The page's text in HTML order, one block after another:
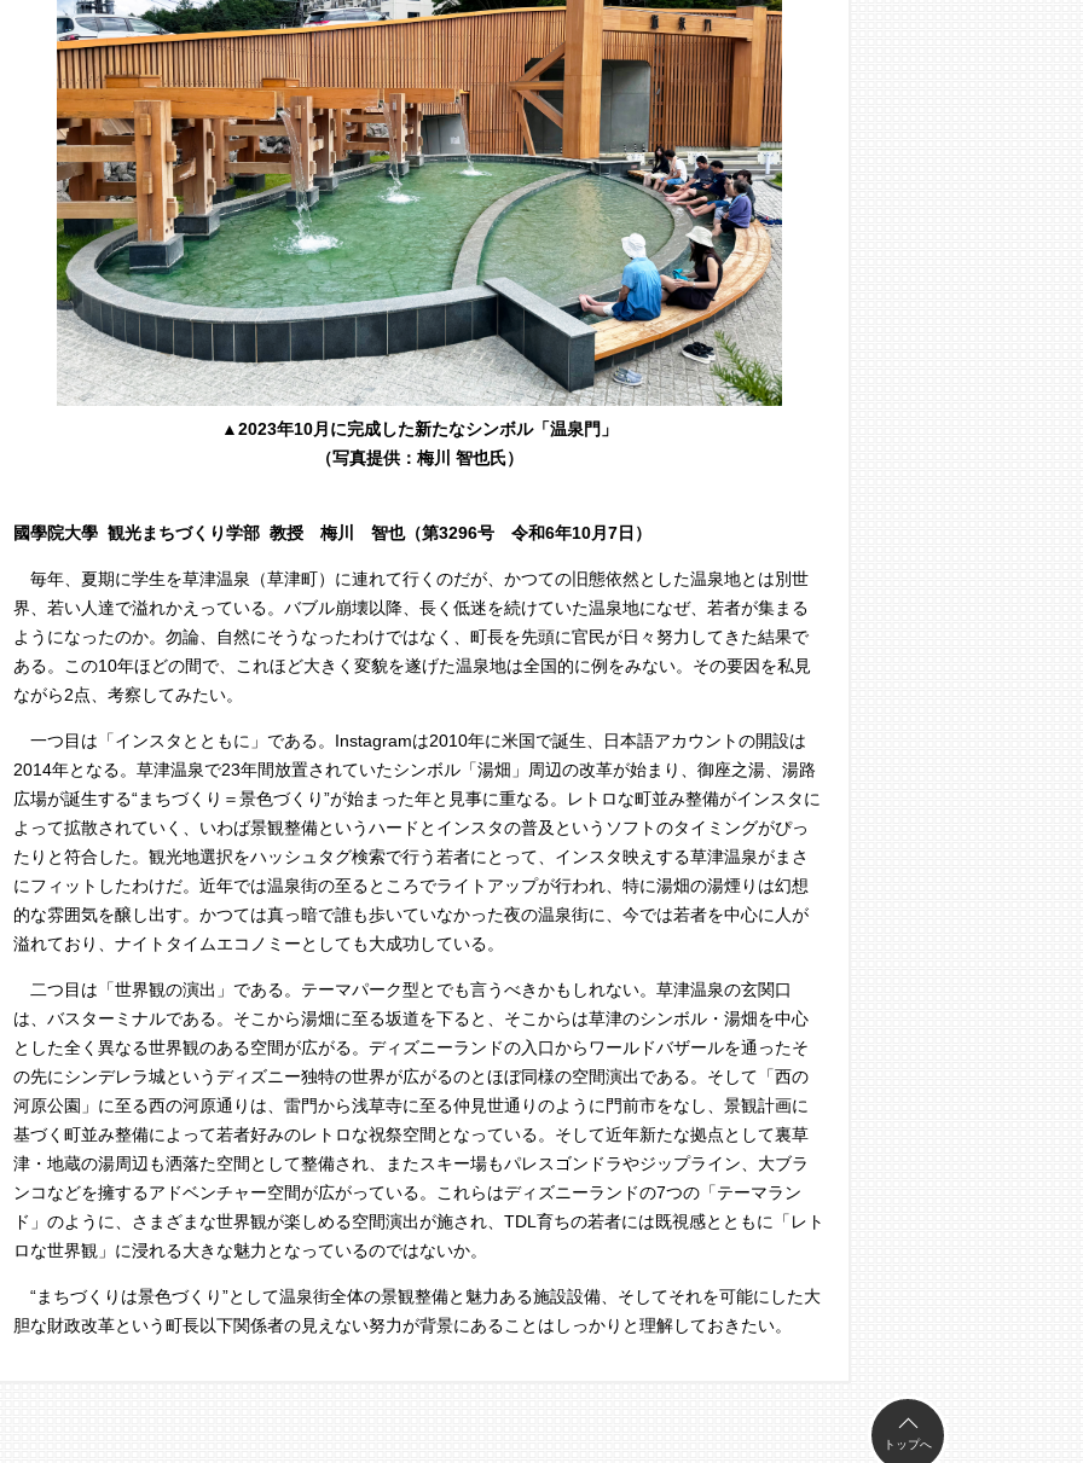
▲2023年10月に完成した新たなシンボル「温泉門」
（写真提供：梅川 智也氏）
國學院大學 観光まちづくり学部 教授 梅川 智也（第3296号 令和6年10月7日）
​ 毎年、夏期に学生を草津温泉（草津町）に連れて行くのだが、かつての旧態依然とした温泉地とは別世
界、若い人達で溢れかえっている。バブル崩壊以降、長く低迷を続けていた温泉地になぜ、若者が集まる
ようになったのか。勿論、自然にそうなったわけではなく、町長を先頭に官民が日々努力してきた結果で
ある。この10年ほどの間で、これほど大きく変貌を遂げた温泉地は全国的に例をみない。その要因を私見
ながら2点、考察してみたい。
一つ目は「インスタとともに」である。Instagramは2010年に米国で誕生、日本語アカウントの開設は
2014年となる。草津温泉で23年間放置されていたシンボル「湯畑」周辺の改革が始まり、御座之湯、湯路
広場が誕生する“まちづくり＝景色づくり”が始まった年と見事に重なる。レトロな町並み整備がインスタに
よって拡散されていく、いわば景観整備というハードとインスタの普及というソフトのタイミングがぴっ
たりと符合した。観光地選択をハッシュタグ検索で行う若者にとって、インスタ映えする草津温泉がまさ
にフィットしたわけだ。近年では温泉街の至るところでライトアップが行われ、特に湯畑の湯煙りは幻想
的な雰囲気を醸し出す。かつては真っ暗で誰も歩いていなかった夜の温泉街に、今では若者を中心に人が
溢れており、ナイトタイムエコノミーとしても大成功している。
二つ目は「世界観の演出」である。テーマパーク型とでも言うべきかもしれない。草津温泉の玄関口
は、バスターミナルである。そこから湯畑に至る坂道を下ると、そこからは草津のシンボル・湯畑を中心
とした全く異なる世界観のある空間が広がる。ディズニーランドの入口からワールドバザールを通ったそ
の先にシンデレラ城というディズニー独特の世界が広がるのとほぼ同様の空間演出である。そして「西の
河原公園」に至る西の河原通りは、雷門から浅草寺に至る仲見世通りのように門前市をなし、景観計画に
基づく町並み整備によって若者好みのレトロな祝祭空間となっている。そして近年新たな拠点として裏草
津・地蔵の湯周辺も洒落た空間として整備され、またスキー場もパレスゴンドラやジップライン、大ブラ
ンコなどを擁するアドベンチャー空間が広がっている。これらはディズニーランドの7つの「テーマラン
ド」のように、さまざまな世界観が楽しめる空間演出が施され、TDL育ちの若者には既視感とともに「レト
ロな世界観」に浸れる大きな魅力となっているのではないか。
“まちづくりは景色づくり”として温泉街全体の景観整備と魅力ある施設設備、そしてそれを可能にした大
胆な財政改革という町長以下関係者の見えない努力が背景にあることはしっかりと理解しておきたい。
トップへ